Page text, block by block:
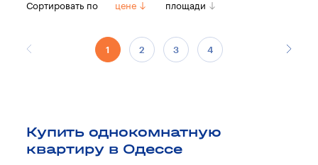
Сортировать по цене площади
1 2 3 4
Купить однокомнатную
квартиру в Одессе